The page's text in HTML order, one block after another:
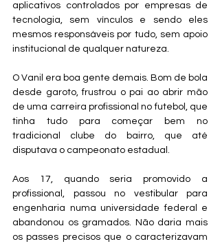
aplicativos controlados por empresas de
tecnologia, sem vínculos e sendo eles
mesmos responsáveis por tudo, sem apoio
institucional de qualquer natureza.
O Vanil era boa gente demais. Bom de bola
desde garoto, frustrou o pai ao abrir mão
de uma carreira profissional no futebol, que
tinha tudo para começar bem no
tradicional clube do bairro, que até
disputava o campeonato estadual.
Aos 17, quando seria promovido a
profissional, passou no vestibular para
engenharia numa universidade federal e
abandonou os gramados. Não daria mais
os passes precisos que o caracterizavam